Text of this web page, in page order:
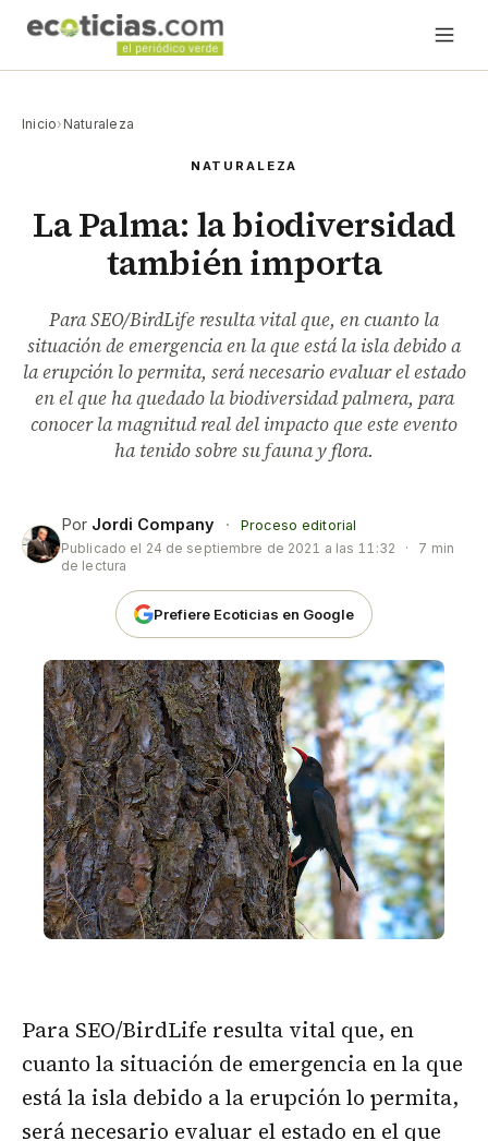
Inicio› Naturaleza
NATURALEZA
La Palma: la biodiversidad
también importa
Para SEO/BirdLife resulta vital que, en cuanto la
situación de emergencia en la que está la isla debido a
la erupción lo permita, será necesario evaluar el estado
en el que ha quedado la biodiversidad palmera, para
conocer la magnitud real del impacto que este evento
ha tenido sobre su fauna y flora.
Por Jordi Company ·
Proceso editorial
Publicado el 24 de septiembre de 2021 a las 11:32 ·
7 min
de lectura
Prefiere Ecoticias en Google
Para SEO/BirdLife resulta vital que, en
cuanto la situación de emergencia en la que
está la isla debido a la erupción lo permita,
será necesario evaluar el estado en el que